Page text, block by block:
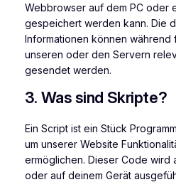
Webbrowser auf dem PC oder
gespeichert werden kann. Die
Informationen können
unseren oder den Servern
gesendet werden.
3. Was sind Skripte?
Ein Script ist ein Stück
um unserer Website
ermöglichen. Dieser Code wird
oder auf deinem Gerät